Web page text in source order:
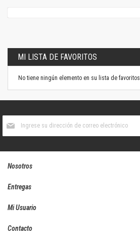
MI LISTA DE FAVORITOS
No tiene ningún elemento en su lista de favoritos.
boletín
Nosotros
Entregas
Mi Usuario
Contacto